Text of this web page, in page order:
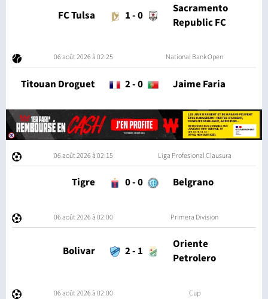
FC Tulsa 1-0
Sacramento
Republic FC
06 août 2026 à 02:25 National Bank Open
Titouan Droguet 2-0 Jaime Faria
06 août 2026 à 02:15 Liga Profesional Clausura
Tigre 0-0 Belgrano
06 août 2026 à 02:00 Primera Division
Bolivar 2- 1
Oriente
Petrolero
06 août 2026 à 02:00 Cup